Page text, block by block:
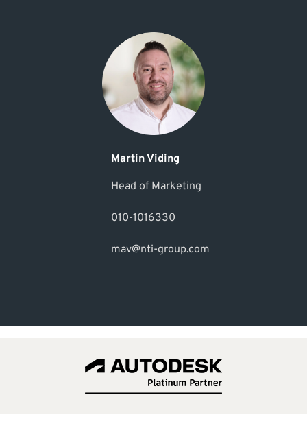
Martin Viding
Head of Marketing
010-1016330
mav@nti-group.com